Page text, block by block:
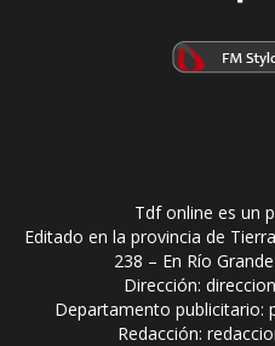
Tdf online es un
Editado en la provincia de
238 – En Río
Dirección:
Departamento publicitario:
Redacción: